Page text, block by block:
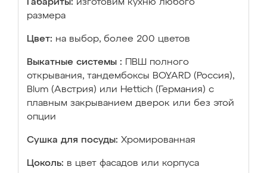
Габариты: изготовим кухню любого
размера
Цвет: на выбор, более 200 цветов
Выкатные системы :
ПВШ полного
открывания, тандембоксы BOYARD (Россия),
Blum (Австрия) или Hettich (Германия) с
плавным закрыванием дверок или без этой
опции
Сушка для посуды: Хромированная
Цоколь: в цвет фасадов или корпуса